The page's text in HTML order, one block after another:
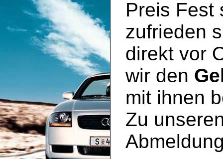
Preis Fest
zufrieden
direkt vor
wir den
mit ihnen
Zu